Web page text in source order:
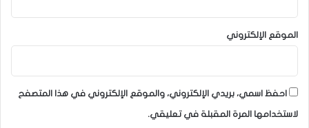
الموقع الإلكتروني
احفظ اسمي، بريدي الإلكتروني، والموقع الإلكتروني في هذا المتصفح
لاستخدامها المرة المقبلة في تعليقي.